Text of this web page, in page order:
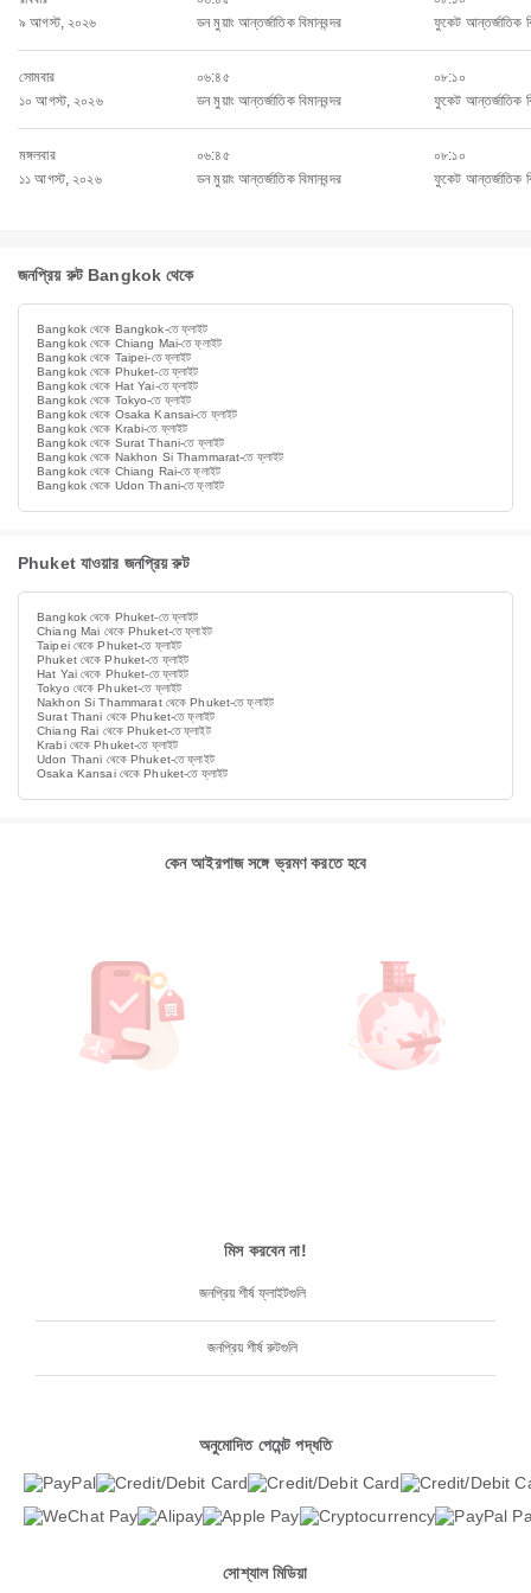
৯ আগস্ট, ২০২৬
ডন মুয়াং আন্তর্জাতিক বিমানবন্দর
ফুকেট আন্তর্জাতিক
সোমবার
১০ আগস্ট, ২০২৬
০৬:৪৫
ডন মুয়াং আন্তর্জাতিক বিমানবন্দর
০৮:১০
ফুকেট আন্তর্জাতিক
মঙ্গলবার
১১ আগস্ট, ২০২৬
০৬:৪৫
ডন মুয়াং আন্তর্জাতিক বিমানবন্দর
০৮:১০
ফুকেট আন্তর্জাতিক
জনপ্রিয় রুট Bangkok থেকে
Bangkok থেকে Bangkok-তে ফ্লাইট
Bangkok থেকে Chiang Mai-তে ফ্লাইট
Bangkok থেকে Taipei-তে ফ্লাইট
Bangkok থেকে Phuket-তে ফ্লাইট
Bangkok থেকে Hat Yai-তে ফ্লাইট
Bangkok থেকে Tokyo-তে ফ্লাইট
Bangkok থেকে Osaka Kansai-তে ফ্লাইট
Bangkok থেকে Krabi-তে ফ্লাইট
Bangkok থেকে Surat Thani-তে ফ্লাইট
Bangkok থেকে Nakhon Si Thammarat-তে ফ্লাইট
Bangkok থেকে Chiang Rai-তে ফ্লাইট
Bangkok থেকে Udon Thani-তে ফ্লাইট
Phuket যাওয়ার জনপ্রিয় রুট
Bangkok থেকে Phuket-তে ফ্লাইট
Chiang Mai থেকে Phuket-তে ফ্লাইট
Taipei থেকে Phuket-তে ফ্লাইট
Phuket থেকে Phuket-তে ফ্লাইট
Hat Yai থেকে Phuket-তে ফ্লাইট
Tokyo থেকে Phuket-তে ফ্লাইট
Nakhon Si Thammarat থেকে Phuket-তে ফ্লাইট
Surat Thani থেকে Phuket-তে ফ্লাইট
Chiang Rai থেকে Phuket-তে ফ্লাইট
Krabi থেকে Phuket-তে ফ্লাইট
Udon Thani থেকে Phuket-তে ফ্লাইট
Osaka Kansai থেকে Phuket-তে ফ্লাইট
কেন আইরপাজ সঙ্গে ভ্রমণ করতে হবে
মিস করবেন না!
জনপ্রিয় শীর্ষ ফ্লাইটগুলি
জনপ্রিয় শীর্ষ রুটগুলি
অনুমোদিত পেমেন্ট পদ্ধতি
সোশ্যাল মিডিয়া